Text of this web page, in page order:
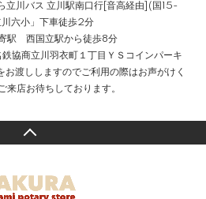
川バス 立川駅南口行[音高経由](国15-
六小」下車徒歩2分
駅 西国立駅から徒歩8分
協商立川羽衣町１丁目ＹＳコインパーキ
お渡ししますのでご利用の際はお声がけく
来店お待ちしております。